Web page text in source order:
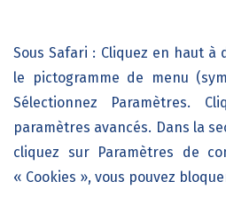
Sous Safari : Cliquez en haut
le pictogramme de menu
Sélectionnez Paramètres.
paramètres avancés. Dans la
cliquez sur Paramètres de
« Cookies », vous pouvez